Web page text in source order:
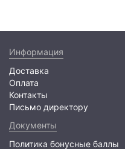
Информация
Доставка
Оплата
Контакты
Письмо директору
Документы
Политика бонусные баллы